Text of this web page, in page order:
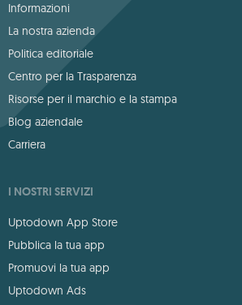
Informazioni
La nostra azienda
Politica editoriale
Centro per la Trasparenza
Risorse per il marchio e la stampa
Blog aziendale
Carriera
I NOSTRI SERVIZI
Uptodown App Store
Pubblica la tua app
Promuovi la tua app
Uptodown Ads